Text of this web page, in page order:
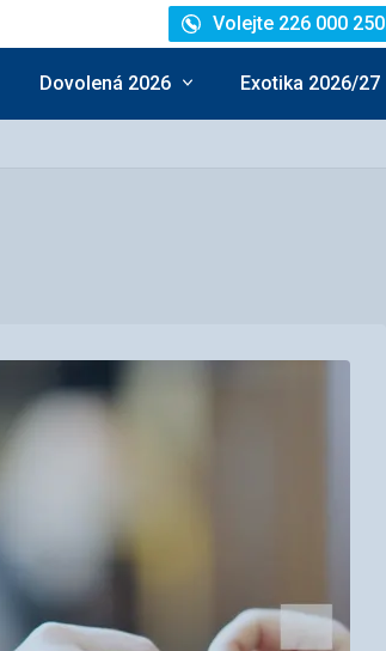
Volejte 226 000 250
Dovolená 2026 Exotika 2026/27